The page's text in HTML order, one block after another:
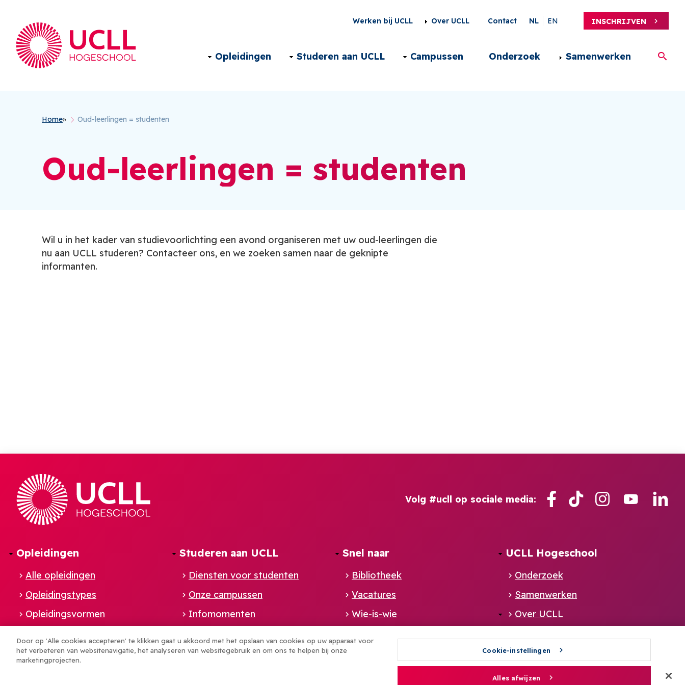
Secondary
menu
Werken bij UCLL Over UCLL Contact NL EN INSCHRIJVEN
Main
Opleidingen Studeren aan UCLL Campussen Onderzoek Samenwerken
Kruimelpad
Home Oud-leerlingen = studenten
Oud-leerlingen = studenten
Wil u in het kader van studievoorlichting een avond organiseren met uw oud-leerlingen die
nu aan UCLL studeren? Contacteer ons, en we zoeken samen naar de geknipte
informanten.
Volg #ucll op sociale media: Facebook
TikTok InstagramYouTube
Footer
NL
Opleidingen
Alle opleidingen
Opleidingstypes
Opleidingsvormen
Studeren aan UCLL
Diensten voor studenten
Onze campussen
Infomomenten
Studiegeld
Snel naar
Bibliotheek
Vacatures
Wie-is-wie
UCLL Hogeschool
Onderzoek
Samenwerken
Over UCLL
Gedragscode
Alumni
Door op 'Alle cookies accepteren' te klikken gaat u akkoord met het opslaan van cookies op uw apparaat voor
het verbeteren van websitenavigatie, het analyseren van websitegebruik en om ons te helpen bij onze
marketingprojecten.
Cookie-instellingen
Alles afwijzen